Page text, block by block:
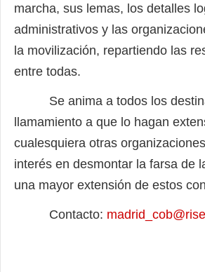
marcha, sus lemas, los detalles
administrativos y las
la movilización, repartiendo las
entre todas.
Se anima a todos los
llamamiento a que lo hagan
cualesquiera otras
interés en desmontar la farsa de
una mayor extensión de estos
Contacto: